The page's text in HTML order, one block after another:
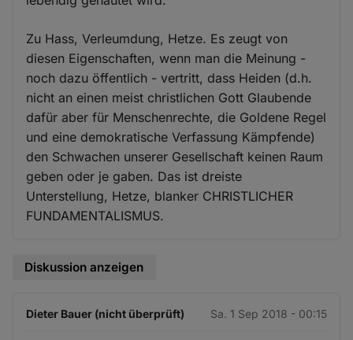
Zu Hass, Verleumdung, Hetze. Es zeugt von
diesen Eigenschaften, wenn man die Meinung -
noch dazu öffentlich - vertritt, dass Heiden (d.h.
nicht an einen meist christlichen Gott Glaubende
dafür aber für Menschenrechte, die Goldene Regel
und eine demokratische Verfassung Kämpfende)
den Schwachen unserer Gesellschaft keinen Raum
geben oder je gaben. Das ist dreiste
Unterstellung, Hetze, blanker CHRISTLICHER
FUNDAMENTALISMUS.
Diskussion anzeigen
Dieter Bauer (nicht überprüft) Sa. 1 Sep 2018 - 00:15